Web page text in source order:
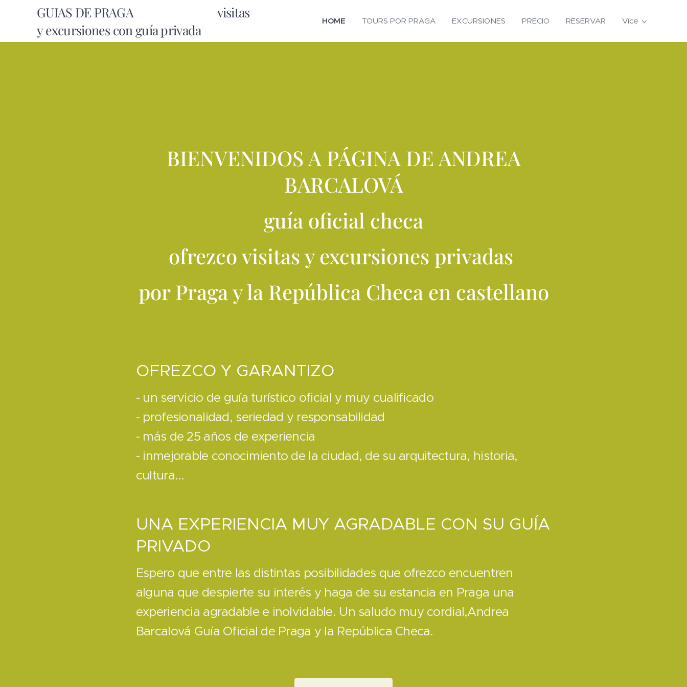
GUIAS DE PRAGA visitas
y excursiones con guía privada
HOME TOURS POR PRAGA EXCURSIONES PRECIO RESERVAR Více
BIENVENIDOS A PÁGINA DE ANDREA
BARCALOVÁ
guía oficial checa
ofrezco visitas y excursiones privadas
por Praga y la República Checa en castellano
OFREZCO Y GARANTIZO
- un servicio de guía turístico oficial y muy cualificado
- profesionalidad, seriedad y responsabilidad
- más de 25 aňos de experiencia
- inmejorable conocimiento de la ciudad, de su arquitectura, historia,
cultura...
UNA EXPERIENCIA MUY AGRADABLE CON SU GUÍA
PRIVADO
Espero que entre las distintas posibilidades que ofrezco encuentren
alguna que despierte su interés y haga de su estancia en Praga una
experiencia agradable e inolvidable. Un saludo muy cordial,Andrea
Barcalová Guía Oficial de Praga y la República Checa.